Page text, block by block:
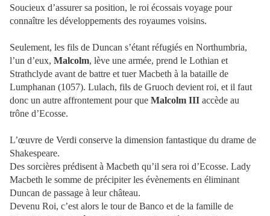
Soucieux d’assurer sa position, le roi écossais voyage pour
connaître les développements des royaumes voisins.
Seulement, les fils de Duncan s’étant réfugiés en Northumbria,
l’un d’eux, Malcolm, lève une armée, prend le Lothian et
Strathclyde avant de battre et tuer Macbeth à la bataille de
Lumphanan (1057). Lulach, fils de Gruoch devient roi, et il faut
donc un autre affrontement pour que Malcolm III accède au
trône d’Ecosse.
L’œuvre de Verdi conserve la dimension fantastique du drame de
Shakespeare.
Des sorcières prédisent à Macbeth qu’il sera roi d’Ecosse. Lady
Macbeth le somme de précipiter les évènements en éliminant
Duncan de passage à leur château.
Devenu Roi, c’est alors le tour de Banco et de la famille de